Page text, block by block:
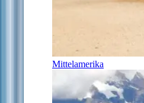
Mittelamerika